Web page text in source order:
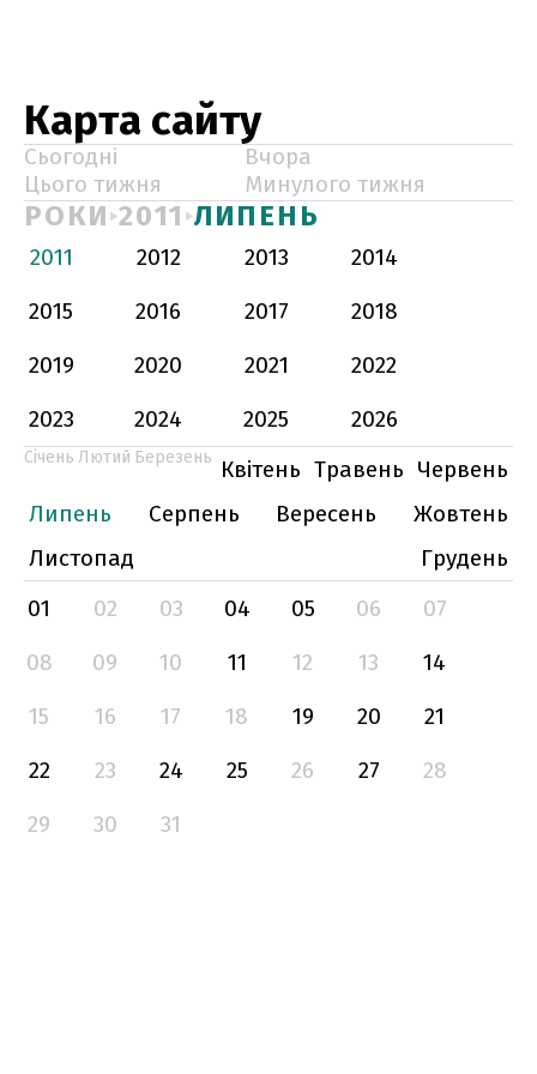
Карта сайту
Сьогодні
Вчора
Цього тижня
Минулого тижня
РОКИ 2011 ЛИПЕНЬ
2011 2012 2013
2014
2015
2016 2017
2018
2019
2020 2021
2022
2023
2024 2025 2026
Січень Лютий Березень Квітень Травень Червень
Липень
Серпень Вересень
Жовтень
Листопад
Грудень
01
02 03 04 05 06
07
08
09 10 11 12 13
14
15
16 17 18 19 20
21
22
23 24 25 26 27
28
29
30 31